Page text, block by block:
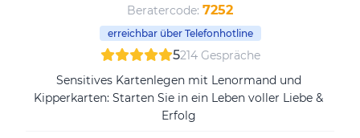
Beratercode: 7252
erreichbar über Telefonhotline
5214 Gespräche
Sensitives Kartenlegen mit Lenormand und
Kipperkarten: Starten Sie in ein Leben voller Liebe &
Erfolg